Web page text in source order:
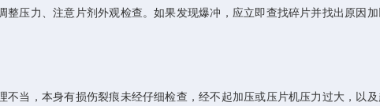
力、注意片剂外观检查。如果发现爆冲，应立即查找碎片并找出原因加
，本身有损伤裂痕未经仔细检查，经不起加压或压片机压力过大，以及